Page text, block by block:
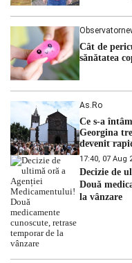
Cât de
sănătatea
As.ro
Ce s-a
Georgina
devenit
17:40, 07 Aug
Decizie de
Două
la vânzare